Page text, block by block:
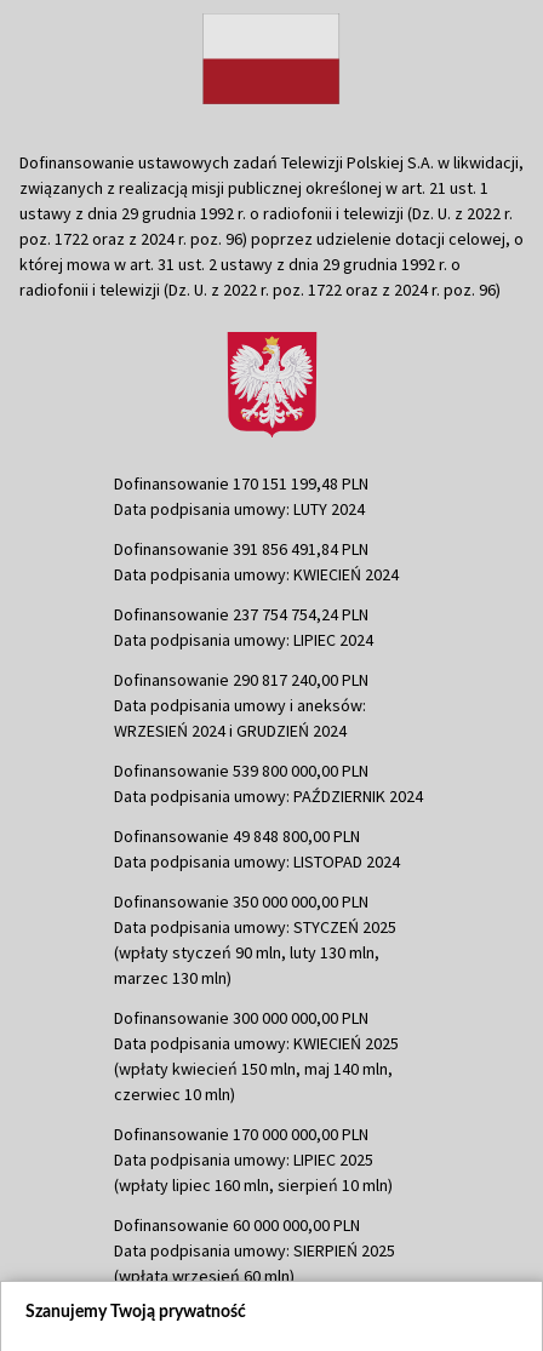
Dofinansowanie ustawowych zadań Telewizji Polskiej S.A. w likwidacji,
związanych z realizacją misji publicznej określonej w art. 21 ust. 1
ustawy z dnia 29 grudnia 1992 r. o radiofonii i telewizji (Dz. U. z 2022 r.
poz. 1722 oraz z 2024 r. poz. 96) poprzez udzielenie dotacji celowej, o
której mowa w art. 31 ust. 2 ustawy z dnia 29 grudnia 1992 r. o
radiofonii i telewizji (Dz. U. z 2022 r. poz. 1722 oraz z 2024 r. poz. 96)
Dofinansowanie 170 151 199,48 PLN
Data podpisania umowy: LUTY 2024
Dofinansowanie 391 856 491,84 PLN
Data podpisania umowy: KWIECIEŃ 2024
Dofinansowanie 237 754 754,24 PLN
Data podpisania umowy: LIPIEC 2024
Dofinansowanie 290 817 240,00 PLN
Data podpisania umowy i aneksów:
WRZESIEŃ 2024 i GRUDZIEŃ 2024
Dofinansowanie 539 800 000,00 PLN
Data podpisania umowy: PAŹDZIERNIK 2024
Dofinansowanie 49 848 800,00 PLN
Data podpisania umowy: LISTOPAD 2024
Dofinansowanie 350 000 000,00 PLN
Data podpisania umowy: STYCZEŃ 2025
(wpłaty styczeń 90 mln, luty 130 mln,
marzec 130 mln)
Dofinansowanie 300 000 000,00 PLN
Data podpisania umowy: KWIECIEŃ 2025
(wpłaty kwiecień 150 mln, maj 140 mln,
czerwiec 10 mln)
Dofinansowanie 170 000 000,00 PLN
Data podpisania umowy: LIPIEC 2025
(wpłaty lipiec 160 mln, sierpień 10 mln)
Dofinansowanie 60 000 000,00 PLN
Data podpisania umowy: SIERPIEŃ 2025
(wpłata wrzesień 60 mln)
Dofinansowanie 635 783 051,21 PLN
Szanujemy Twoją prywatność